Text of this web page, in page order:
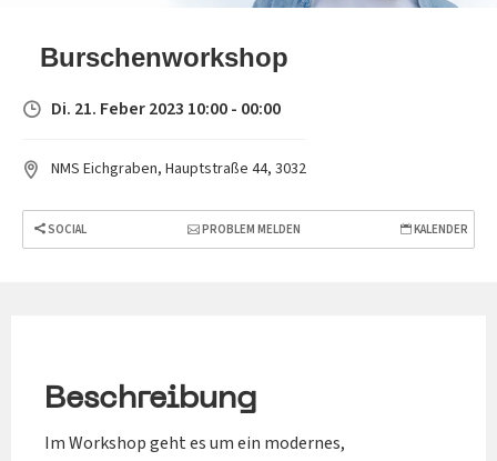
Burschenworkshop
Di. 21. Feber 2023 10:00 - 00:00
NMS Eichgraben, Hauptstraße 44, 3032
SOCIAL PROBLEM MELDEN KALENDER
Beschreibung
Im Workshop geht es um ein modernes,